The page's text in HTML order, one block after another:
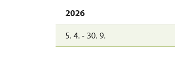
2026
5. 4. - 30. 9.